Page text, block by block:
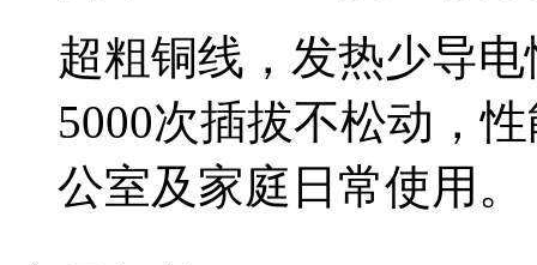
超粗铜线，发热少导
5000次插拔不松动，
公室及家庭日常使用。